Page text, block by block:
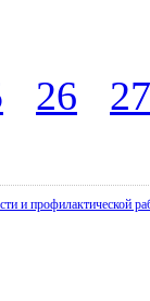
26
27
и профилактической